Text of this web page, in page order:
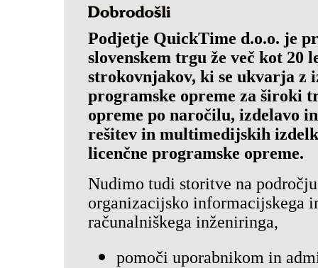
Podjetje QuickTime d.o.o. je
slovenskem trgu že več kot 20
strokovnjakov, ki se ukvarja z
programske opreme za široki
opreme po naročilu, izdelavo
rešitev in multimedijskih
licenčne programske opreme.
Nudimo tudi storitve na
organizacijsko informacijskega
računalniškega inženiringa,
pomoči uporabnikom in